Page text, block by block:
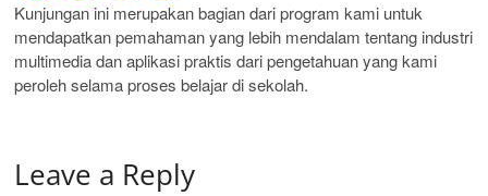
Kunjungan ini merupakan bagian dari program kami untuk
mendapatkan pemahaman yang lebih mendalam tentang industri
multimedia dan aplikasi praktis dari pengetahuan yang kami
peroleh selama proses belajar di sekolah.
Leave a Reply